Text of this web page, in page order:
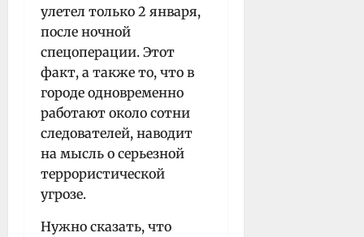
улетел только 2 января,
после ночной
спецоперации. Этот
факт, а также то, что в
городе одновременно
работают около сотни
следователей, наводит
на мысль о серьезной
террористической
угрозе.
Нужно сказать, что